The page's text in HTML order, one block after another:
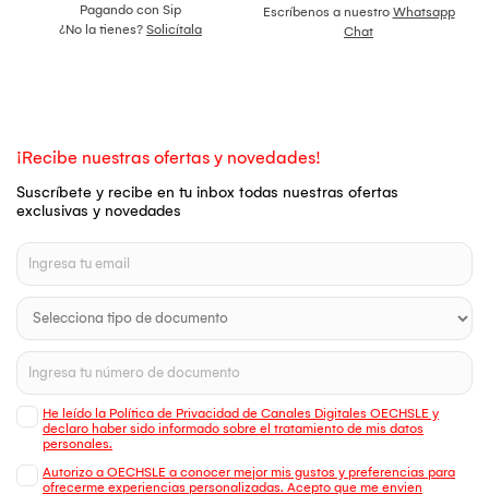
Pagando con Sip
¿No la tienes? Solicítala
Escríbenos a nuestro Whatsapp
Chat
¡Recibe nuestras ofertas y novedades!
Suscríbete y recibe en tu inbox todas nuestras ofertas
exclusivas y novedades
He leído la Política de Privacidad de Canales Digitales OECHSLE y
declaro haber sido informado sobre el tratamiento de mis datos
personales.
Autorizo a OECHSLE a conocer mejor mis gustos y preferencias para
ofrecerme experiencias personalizadas. Acepto que me envien